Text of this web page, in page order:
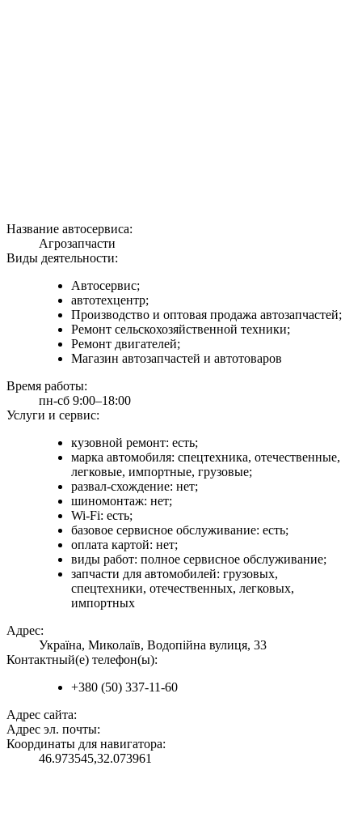
Название автосервиса:
Агрозапчасти
Виды деятельности:
Автосервис;
автотехцентр;
Производство и оптовая продажа автозапчастей;
Ремонт сельскохозяйственной техники;
Ремонт двигателей;
Магазин автозапчастей и автотоваров
Время работы:
пн-сб 9:00–18:00
Услуги и сервис:
кузовной ремонт: есть;
марка автомобиля: спецтехника, отечественные,
легковые, импортные, грузовые;
развал-схождение: нет;
шиномонтаж: нет;
Wi-Fi: есть;
базовое сервисное обслуживание: есть;
оплата картой: нет;
виды работ: полное сервисное обслуживание;
запчасти для автомобилей: грузовых,
спецтехники, отечественных, легковых,
импортных
Адрес:
Україна, Миколаїв, Водопійна вулиця, 33
Контактный(е) телефон(ы):
+380 (50) 337-11-60
Адрес сайта:
Адрес эл. почты:
Координаты для навигатора:
46.973545,32.073961